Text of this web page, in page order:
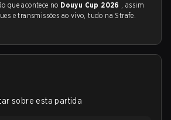
que acontece no Douyu Cup 2026 , assim
e transmissões ao vivo, tudo na Strafe.
sobre esta partida